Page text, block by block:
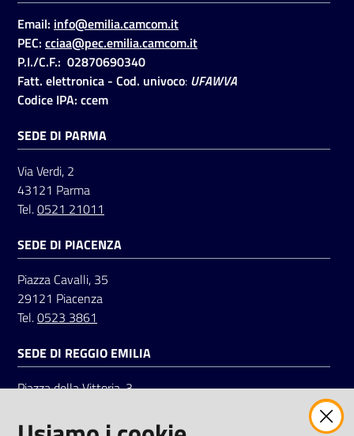
Email: info@emilia.camcom.it
PEC: cciaa@pec.emilia.camcom.it
P.I./C.F.: 02870690340
Fatt. elettronica - Cod. univoco: UFAWVA
Codice IPA: ccem
SEDE DI PARMA
Via Verdi, 2
43121 Parma
Tel.0521 21011
SEDE DI PIACENZA
Piazza Cavalli, 35
29121 Piacenza
Tel.0523 3861
SEDE DI REGGIO EMILIA
Piazza della Vittoria, 3
Tel.0522 7961